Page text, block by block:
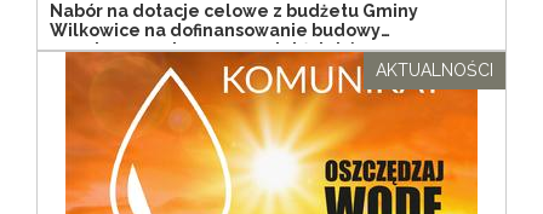
Nabór na dotacje celowe z budżetu Gminy
Wilkowice na dofinansowanie budowy
przydomowych oczyszczalni ścieków
AKTUALNOŚCI